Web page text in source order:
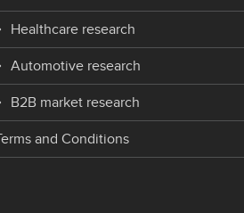
Healthcare research
Automotive research
B2B market research
and Conditions